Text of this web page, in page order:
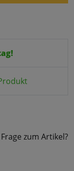
Frage zum Artikel?